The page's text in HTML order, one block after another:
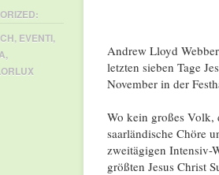
Andrew Lloyd
letzten sieben Tage
November in der
Wo kein großes Volk,
saarländische Chöre
zweitägigen Intensiv-
größten Jesus Christ
, EVENTI,
,